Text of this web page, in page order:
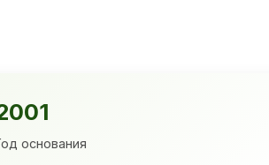
основания